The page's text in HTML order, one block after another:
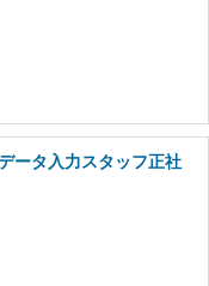
ータ入力スタッフ正社